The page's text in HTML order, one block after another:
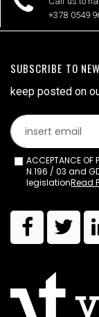
+378 0549
SUBSCRIBE TO
keep posted on
ACCEPTANCE OF
N.196 / 03 and
legislationRead